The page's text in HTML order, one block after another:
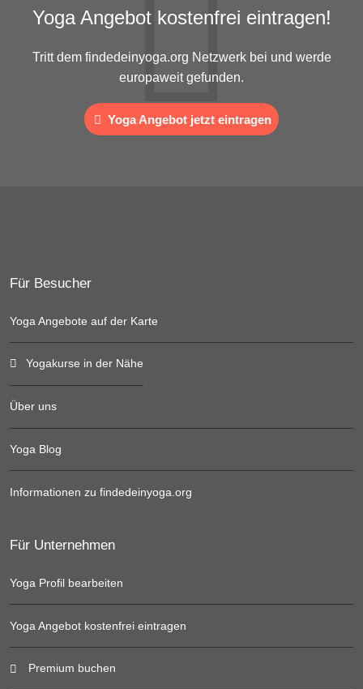
Yoga Angebot kostenfrei eintragen!
Tritt dem findedeinyoga.org Netzwerk bei und werde
europaweit gefunden.
Yoga Angebot jetzt eintragen
Für Besucher
Yoga Angebote auf der Karte
Yogakurse in der Nähe
Über uns
Yoga Blog
Informationen zu findedeinyoga.org
Für Unternehmen
Yoga Profil bearbeiten
Yoga Angebot kostenfrei eintragen
Premium buchen